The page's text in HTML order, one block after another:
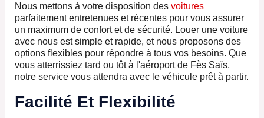
Nous mettons à votre disposition des voitures
parfaitement entretenues et récentes pour vous assurer
un maximum de confort et de sécurité. Louer une voiture
avec nous est simple et rapide, et nous proposons des
options flexibles pour répondre à tous vos besoins. Que
vous atterrissiez tard ou tôt à l'aéroport de Fès Saïs,
notre service vous attendra avec le véhicule prêt à partir.
Facilité Et Flexibilité